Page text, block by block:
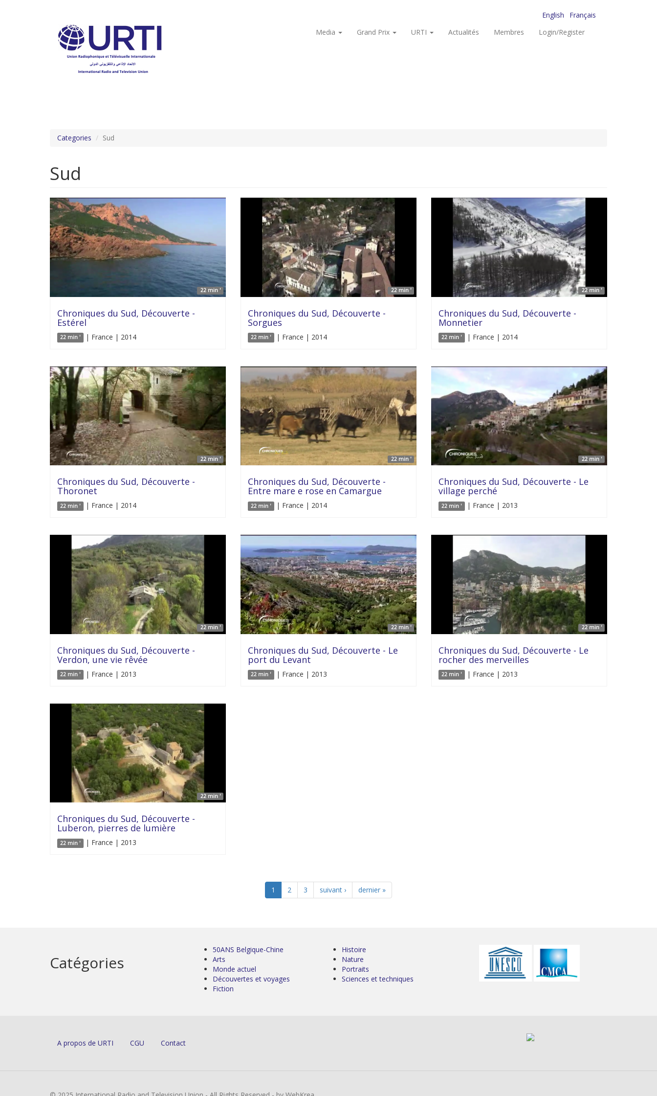
English
Français
Media
Grand Prix URTI Actualités Membres Login/Register
Categories Sud
Sud
22 min '
Chroniques du Sud, Découverte -
Estérel
22 min ' | France | 2014
22 min '
Chroniques du Sud, Découverte -
Sorgues
22 min ' | France | 2014
22 min '
Chroniques du Sud, Découverte -
Monnetier
22 min ' | France | 2014
22 min '
Chroniques du Sud, Découverte -
Thoronet
22 min ' | France | 2014
22 min '
Chroniques du Sud, Découverte -
Entre mare e rose en Camargue
22 min ' | France | 2014
22 min '
Chroniques du Sud, Découverte - Le
village perché
22 min ' | France | 2013
22 min '
Chroniques du Sud, Découverte -
Verdon, une vie rêvée
22 min ' | France | 2013
22 min '
Chroniques du Sud, Découverte - Le
port du Levant
22 min ' | France | 2013
22 min '
Chroniques du Sud, Découverte - Le
rocher des merveilles
22 min ' | France | 2013
22 min '
Chroniques du Sud, Découverte -
Luberon, pierres de lumière
22 min ' | France | 2013
1 2 3 suivant › dernier »
Catégories
50ANS Belgique-Chine
Arts
Monde actuel
Découvertes et voyages
Fiction
Histoire
Nature
Portraits
Sciences et techniques
A propos de URTI CGU Contact